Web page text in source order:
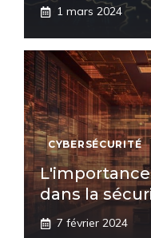
1 mars 2024
CYBERSÉCURITÉ
L'importance
dans la
7 février 2024